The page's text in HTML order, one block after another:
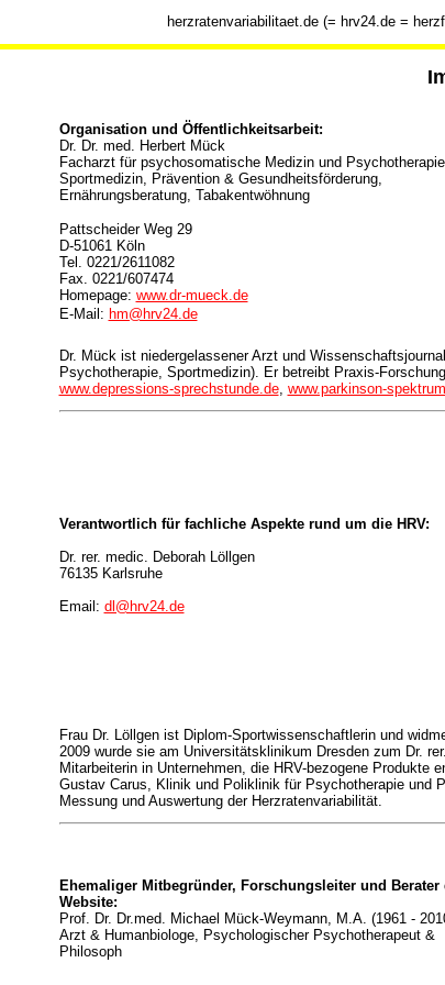
herzratenvariabilitaet.de (= hrv24.de =
Organisation und Öffentlichkeitsarbeit:
Dr. Dr. med. Herbert Mück
Facharzt für psychosomatische Medizin und
Sportmedizin, Prävention & Gesundheitsförderung,
Ernährungsberatung, Tabakentwöhnung
Pattscheider Weg 29
D-51061 Köln
Tel. 0221/2611082
Fax. 0221/607474
Homepage: www.dr-mueck.de
E-Mail: hm@hrv24.de
Dr. Mück ist niedergelassener Arzt und
Psychotherapie, Sportmedizin). Er betreibt Praxis-
www.depressions-sprechstunde.de, www.parkinson-
Verantwortlich fürfachliche Aspekte rund um die HRV:
Dr. rer. medic. Deborah Löllgen
76135 Karlsruhe
Email: dl@hrv24.de
Frau Dr. Löllgen ist Diplom-Sportwissenschaftlerin und
2009 wurde sie am Universitätsklinikum Dresden zum Dr.
Mitarbeiterin in Unternehmen, die HRV-bezogene Produkte
Gustav Carus, Klinik und Poliklinik für Psychotherapie und
Messung und Auswertung der Herzratenvariabilität.
Ehemaliger Mitbegründer, Forschungsleiter und Berater
Website:
Prof. Dr. Dr.med. Michael Mück-Weymann, M.A. (1961 -
Arzt & Humanbiologe, Psychologischer Psychotherapeut &
Philosoph